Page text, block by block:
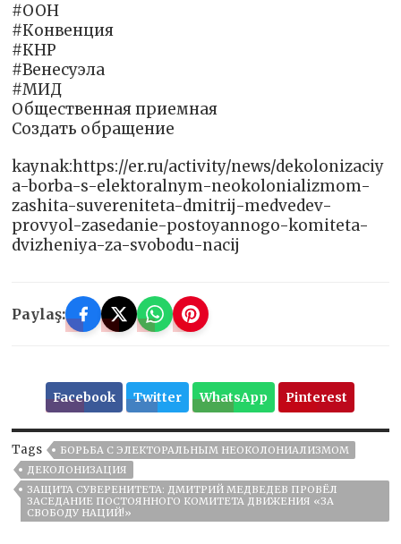
#ООН
#Конвенция
#КНР
#Венесуэла
#МИД
Общественная приемная
Создать обращение
kaynak:https://er.ru/activity/news/dekolonizaciy
a-borba-s-elektoralnym-neokolonializmom-
zashita-suvereniteta-dmitrij-medvedev-
provyol-zasedanie-postoyannogo-komiteta-
dvizheniya-za-svobodu-nacij
Paylaş:
Facebook Twitter WhatsApp Pinterest
Tags
БОРЬБА С ЭЛЕКТОРАЛЬНЫМ НЕОКОЛОНИАЛИЗМОМ
ДЕКОЛОНИЗАЦИЯ
ЗАЩИТА СУВЕРЕНИТЕТА: ДМИТРИЙ МЕДВЕДЕВ ПРОВЁЛ
ЗАСЕДАНИЕ ПОСТОЯННОГО КОМИТЕТА ДВИЖЕНИЯ «ЗА
СВОБОДУ НАЦИЙ!»